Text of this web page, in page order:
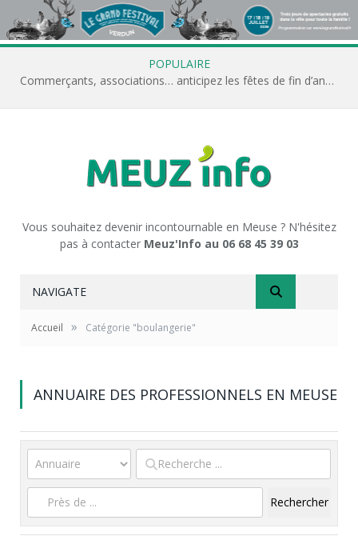
POPULAIRE
Commerçants, associations… anticipez les fêtes de fin d’année avec Meuz’Info
Vous souhaitez devenir incontournable en Meuse ? N'hésitez
pas à contacter Meuz'Info au 06 68 45 39 03
NAVIGATE
Accueil » Catégorie "boulangerie"
ANNUAIRE DES PROFESSIONNELS EN MEUSE
Rechercher